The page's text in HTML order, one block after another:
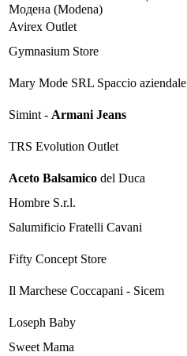
Модена (Modena)
Avirex Outlet
Gymnasium Store
Mary Mode SRL Spaccio aziendale
Simint - Armani Jeans
TRS Evolution Outlet
Aceto Balsamico del Duca
Hombre S.r.l.
Salumificio Fratelli Cavani
Fifty Concept Store
Il Marchese Coccapani - Sicem
Loseph Baby
Sweet Mama